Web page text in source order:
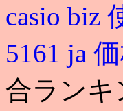
casio biz
5161 ja
合ラン